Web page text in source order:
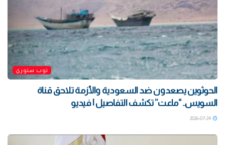
توب ستوري
الحوثوين يصعدون ضد السعودية والأزمة تلاحق قناة
السويس.. “ماعت” تكشف التفاصيل | فيديو